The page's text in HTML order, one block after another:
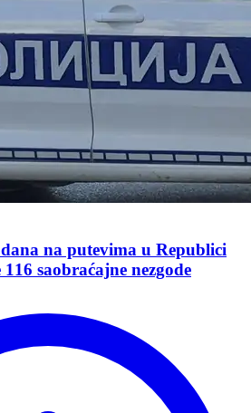
na putevima u Republici
saobraćajne nezgode